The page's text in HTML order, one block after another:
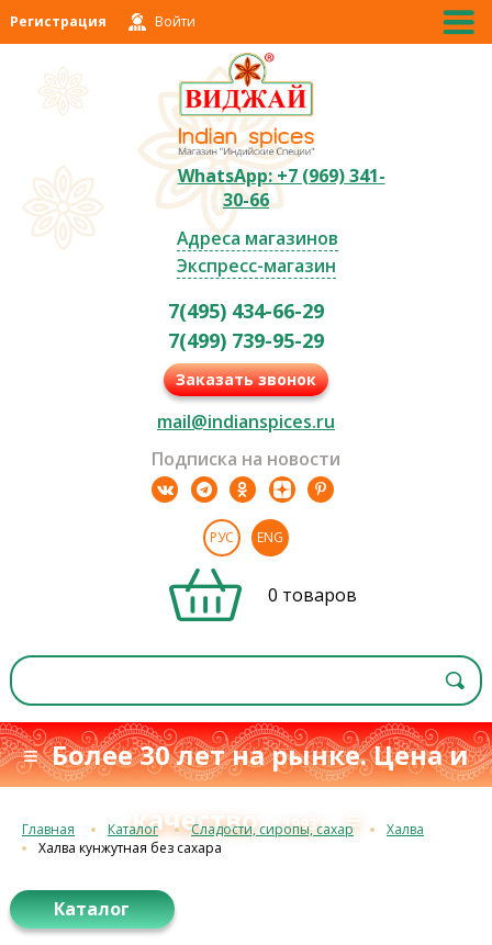
Регистрация Войти
WhatsApp: +7 (969) 341-
30-66
Адреса магазинов
Экспресс-магазин
7(495) 434-66-29
7(499) 739-95-29
Заказать звонок
mail@indianspices.ru
Подписка на новости
РУС ENG
0 товаров
≡ Более 30 лет на рынке. Цена и
качествос 1993 г.≡
Главная Каталог Сладости, сиропы, сахар
Халва
Халва кунжутная без сахара
Каталог